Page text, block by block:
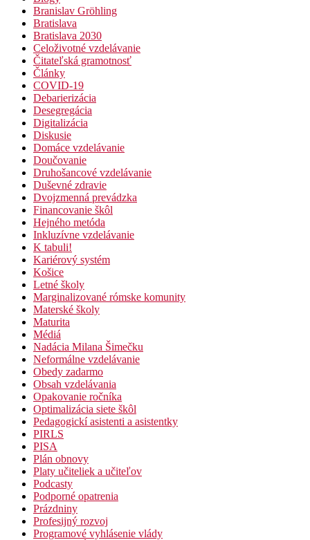
Branislav Gröhling
Bratislava
Bratislava 2030
Celoživotné vzdelávanie
Čitateľská gramotnosť
Články
COVID-19
Debarierizácia
Desegregácia
Digitalizácia
Diskusie
Domáce vzdelávanie
Doučovanie
Druhošancové vzdelávanie
Duševné zdravie
Dvojzmenná prevádzka
Financovanie škôl
Hejného metóda
Inkluzívne vzdelávanie
K tabuli!
Kariérový systém
Košice
Letné školy
Marginalizované rómske komunity
Materské školy
Maturita
Médiá
Nadácia Milana Šimečku
Neformálne vzdelávanie
Obedy zadarmo
Obsah vzdelávania
Opakovanie ročníka
Optimalizácia siete škôl
Pedagogickí asistenti a asistentky
PIRLS
PISA
Plán obnovy
Platy učiteliek a učiteľov
Podcasty
Podporné opatrenia
Prázdniny
Profesijný rozvoj
Programové vyhlásenie vlády